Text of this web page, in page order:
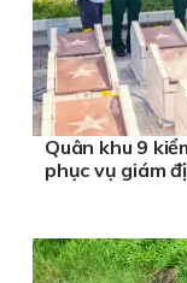
Quân khu 9
phục vụ giám